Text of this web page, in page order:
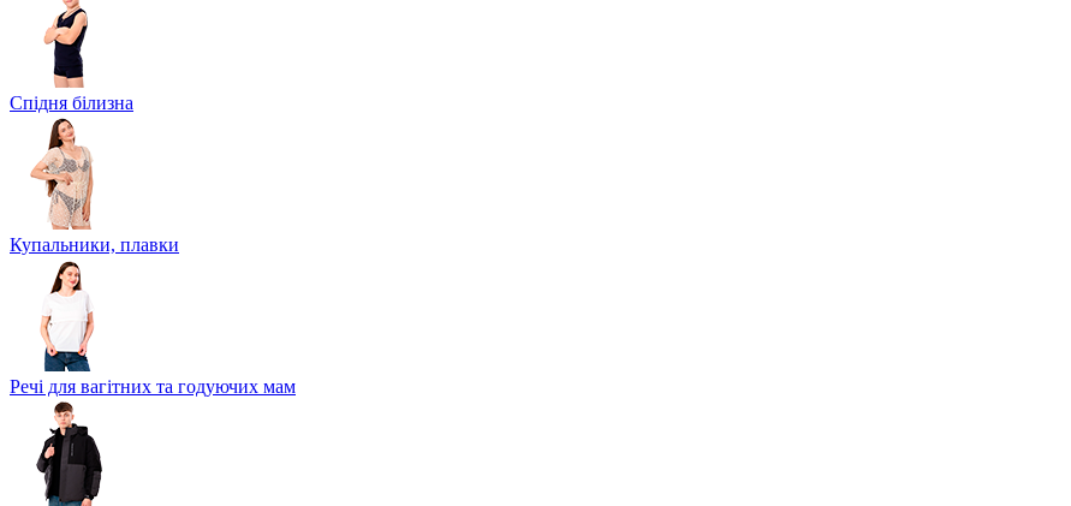
Спідня білизна
Купальники, плавки
Речі для вагітних та годуючих мам